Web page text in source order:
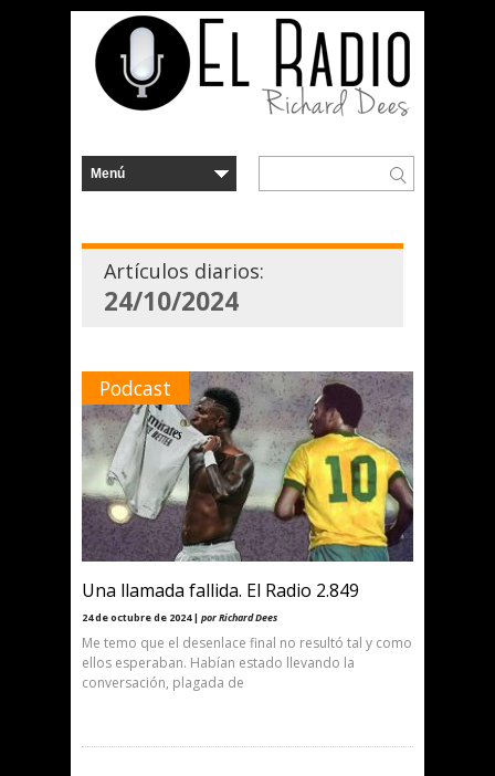
Artículos diarios:
24/10/2024
Podcast
Una llamada fallida. El Radio 2.849
24 de octubre de 2024 | por Richard Dees
Me temo que el desenlace final no resultó tal y como
ellos esperaban. Habían estado llevando la
conversación, plagada de